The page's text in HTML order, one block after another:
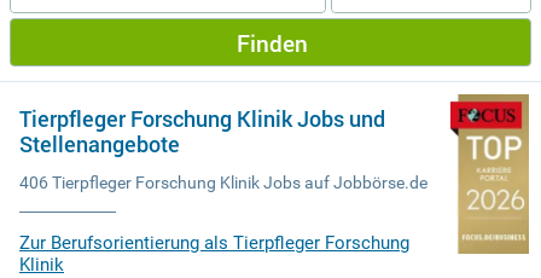
Finden
Tierpfleger Forschung Klinik Jobs und
Stellenangebote
406 Tierpfleger Forschung Klinik Jobs auf Jobbörse.de
Zur Berufsorientierung als Tierpfleger Forschung
Klinik